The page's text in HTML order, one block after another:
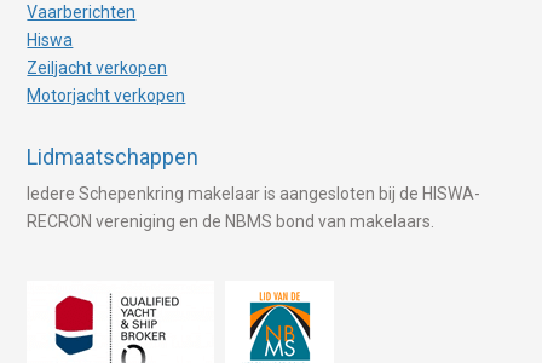
Vaarberichten
Hiswa
Zeiljacht verkopen
Motorjacht verkopen
Lidmaatschappen
Iedere Schepenkring makelaar is aangesloten bij de HISWA-
RECRON vereniging en de NBMS bond van makelaars.